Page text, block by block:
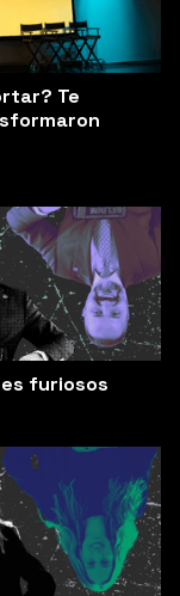
Te
furiosos